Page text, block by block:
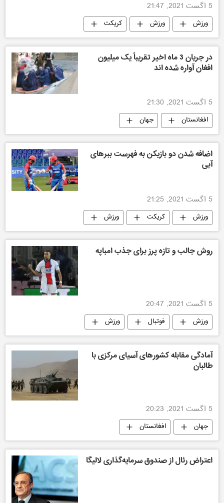
5 اگست 2021, 21:47
ورزش ورزش کریکت
در جریان 3 ماه اخیر تقریباً یک میلیون
افغان آواره شده اند
5 اگست 2021, 21:30
افغانستان جهان
اضافه شدن دو بازیکن به فهرست ببرهای
آبی
5 اگست 2021, 21:25
ورزش کریکت ورزش
روش جالب و تازه پرز برای جذب امباپه
5 اگست 2021, 20:47
ورزش فوتبال ورزش
آمادگی مقابله کشورهای آسیای مرکزی با
طالبان
5 اگست 2021, 20:23
جهان افغانستان
اعتراض رئال از صندوق سرمایه‌گذاری لالیگا